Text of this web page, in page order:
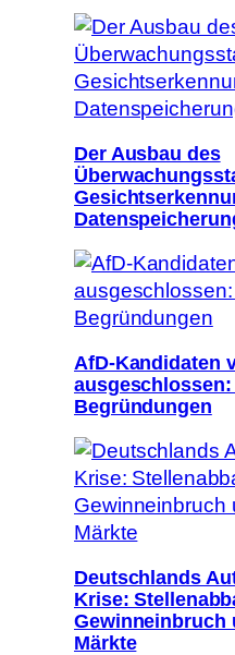
Der Ausbau des
AfD-Kandidaten
Begründungen
Deutschlands
Krise:
Gewinneinbruch
Märkte